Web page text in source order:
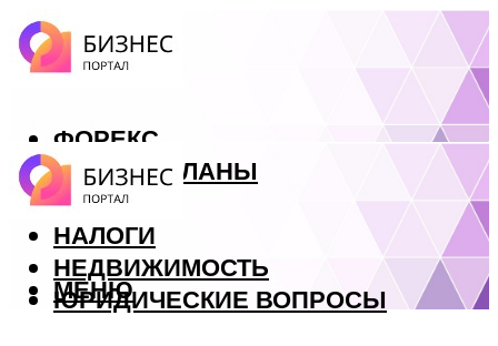
ФОРЕКС
БИЗНЕС ПЛАНЫ
КРЕДИТЫ
НАЛОГИ
НЕДВИЖИМОСТЬ
ЮРИДИЧЕСКИЕ ВОПРОСЫ
МЕНЮ